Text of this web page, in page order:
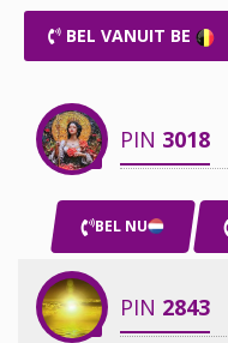
BEL VANUIT BE
PIN 3018
BEL NU
PIN 2843